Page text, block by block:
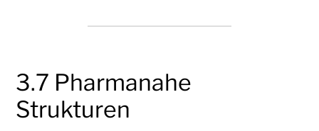
3.7 Pharmanahe
Strukturen